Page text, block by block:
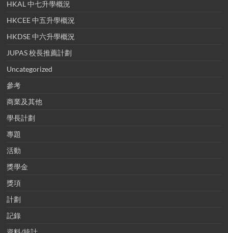
HKAL 中七升學概況
HKCEE 中五升學概況
HKDSE 中六升學概況
JUPAS 校長推薦計劃
Uncategorized
參考
商業及其他
學長計劃
專題
活動
獎學金
獎項
計劃
記錄